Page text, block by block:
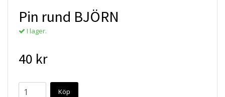
Pin rund BJÖRN
I lager.
40 kr
Köp